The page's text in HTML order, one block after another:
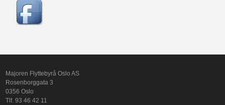
Majoren Flyttebyrå Oslo AS
Rosenborggata 3
0356 Oslo
Tlf. 93 46 42 11